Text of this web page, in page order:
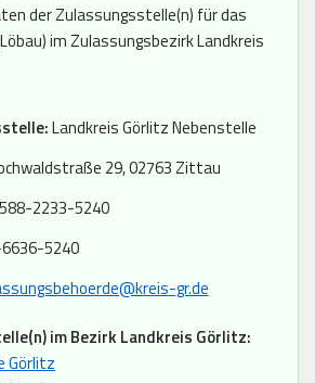
der Zulassungsstelle(n) für das
im Zulassungsbezirk Landkreis
Landkreis Görlitz Nebenstelle
29, 02763 Zittau
2233-5240
5240
gr.de
im Bezirk Landkreis Görlitz:
Görlitz